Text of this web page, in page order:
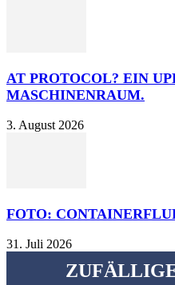
AT PROTOCOL? EIN
MASCHINENRAUM.
3. August 2026
FOTO:
31. Juli 2026